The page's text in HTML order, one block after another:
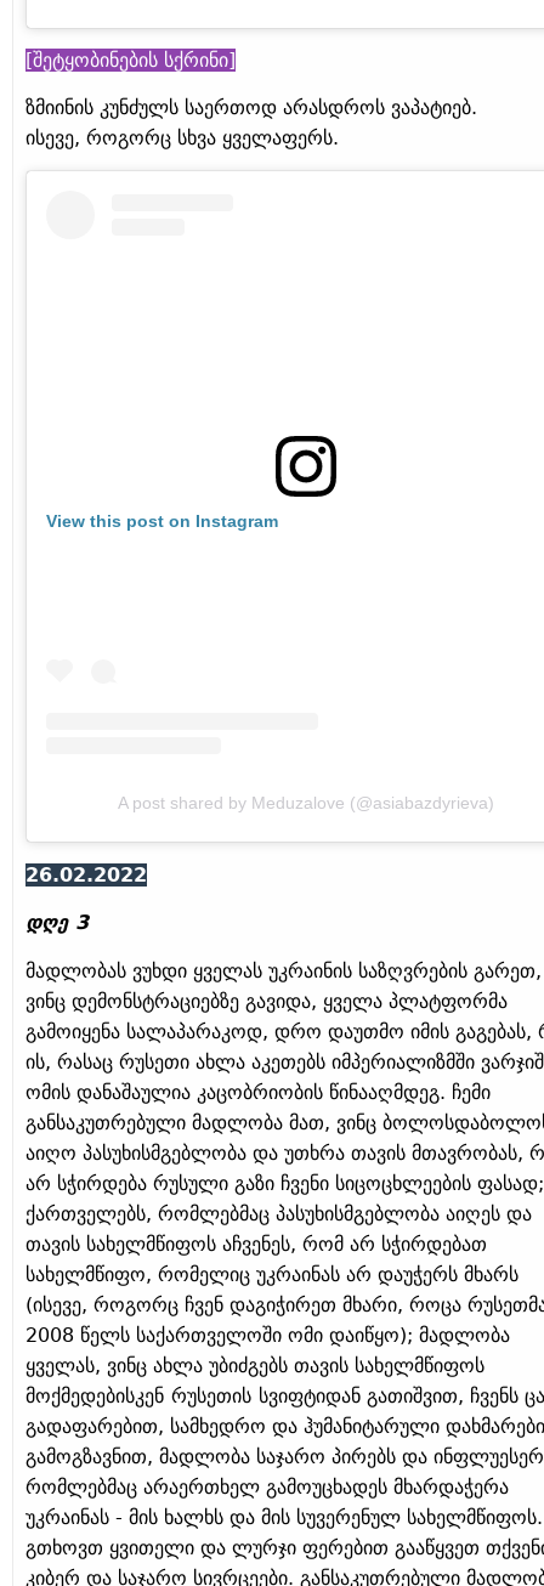
[შეტყობინების სქრინი]
ზმიინის კუნძულს საერთოდ არასდროს ვაპატიებ.
ისევე, როგორც სხვა ყველაფერს.
View this post on Instagram
A post shared by Meduzalove (@asiabazdyrieva)
26.02.2022
დღე 3
მადლობას ვუხდი ყველას უკრაინის საზღვრების გარეთ,
ვინც დემონსტრაციებზე გავიდა, ყველა პლატფორმა
გამოიყენა სალაპარაკოდ, დრო დაუთმო იმის გაგებას,
ის, რასაც რუსეთი ახლა აკეთებს იმპერიალიზმში
ომის დანაშაულია კაცობრიობის წინააღმდეგ. ჩემი
განსაკუთრებული მადლობა მათ, ვინც
აიღო პასუხისმგებლობა და უთხრა თავის მთავრობას,
არ სჭირდება რუსული გაზი ჩვენი სიცოცხლეების ფასად;
ქართველებს, რომლებმაც პასუხისმგებლობა აიღეს და
თავის სახელმწიფოს აჩვენეს, რომ არ სჭირდებათ
სახელმწიფო, რომელიც უკრაინას არ დაუჭერს მხარს
(ისევე, როგორც ჩვენ დაგიჭირეთ მხარი, როცა
2008 წელს საქართველოში ომი დაიწყო); მადლობა
ყველას, ვინც ახლა უბიძგებს თავის სახელმწიფოს
მოქმედებისკენ რუსეთის სვიფტიდან გათიშვით, ჩვენს
გადაფარებით, სამხედრო და ჰუმანიტარული
გამოგზავნით, მადლობა საჯარო პირებს და
რომლებმაც არაერთხელ გამოუცხადეს მხარდაჭერა
უკრაინას - მის ხალხს და მის სუვერენულ სახელმწიფოს.
გთხოვთ ყვითელი და ლურჯი ფერებით გააწყვეთ
კიბერ და საჯარო სივრცეები. განსაკუთრებული